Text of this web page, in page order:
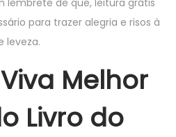
lembrete de que, leitura grátis
para trazer alegria e risos à
leveza.
Melhor
Livro do